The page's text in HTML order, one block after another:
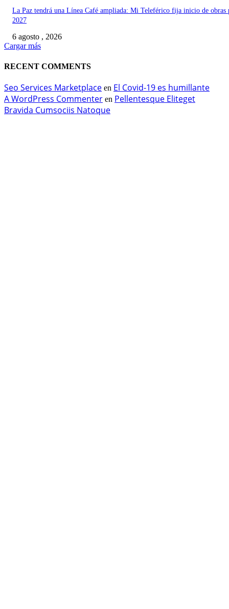
La Paz tendrá una Línea Café ampliada: Mi Teleférico fija inicio de obras
2027
6 agosto , 2026
Cargar más
RECENT COMMENTS
Seo Services Marketplace en El Covid-19 es humillante
A WordPress Commenter en Pellentesque Eliteget
Bravida Cumsociis Natoque